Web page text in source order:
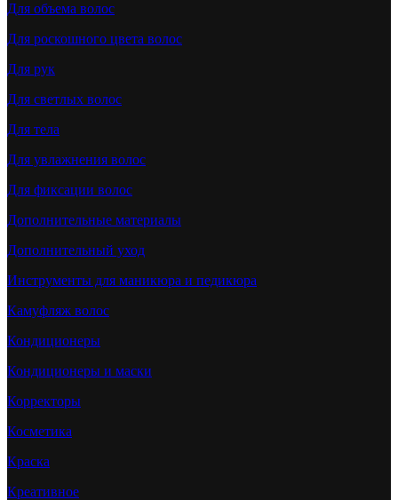
Для объема волос
Для роскошного цвета волос
Для рук
Для светлых волос
Для тела
Для увлажнения волос
Для фиксации волос
Дополнительные материалы
Дополнительный уход
Инструменты для маникюра и педикюра
Камуфляж волос
Кондиционеры
Кондиционеры и маски
Корректоры
Косметика
Краска
Креативное